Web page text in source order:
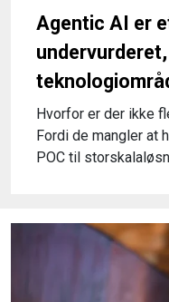
Agentic AI er
Hvorfor er der ikke
Fordi de mangler at
POC til